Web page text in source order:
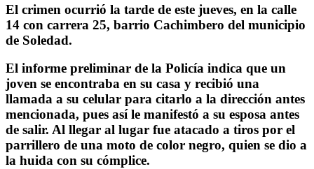
El crimen ocurrió la tarde de este jueves, en la calle
14 con carrera 25, barrio Cachimbero del municipio
de Soledad.
El informe preliminar de la Policía indica que un
joven se encontraba en su casa y recibió una
llamada a su celular para citarlo a la dirección antes
mencionada, pues así le manifestó a su esposa antes
de salir. Al llegar al lugar fue atacado a tiros por el
parrillero de una moto de color negro, quien se dio a
la huida con su cómplice.